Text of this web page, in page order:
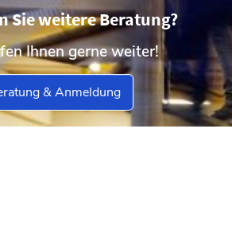
Sie weitere Beratung?
Ihnen gerne weiter!
& Anmeldung